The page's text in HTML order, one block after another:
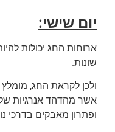
יום שישי:
ארוחות החג יכולות
שונות.
ולכן לקראת החג,
אשר מהדהד אנרגיות
ופתרון מאבקים בדרכי